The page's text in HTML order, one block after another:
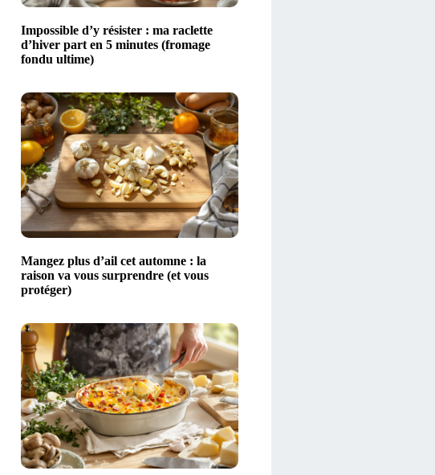
Impossible d’y résister : ma raclette
d’hiver part en 5 minutes (fromage
fondu ultime)
Mangez plus d’ail cet automne : la
raison va vous surprendre (et vous
protéger)